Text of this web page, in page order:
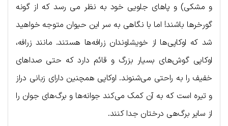
و مشکی) و پاهای جلویی‌ خود به نظر می رسد که از گونه
گورخرها باشند! اما با نگاهی به سر این حیوان متوجه خواهید
شد که اوکاپی‌ها از خویشاوندان زرافه‌ها هستند. مانند زرافه،
اوکاپی گوش‌های بسیار بزرگ و قائم دارد که حتی صداهای
خفیف را به راحتی می‌شنوند. اوکاپی همچنین دارای زبانی دراز
و تیره است که به آن کمک می‌کند جوانه‌ها و برگ‌های جوان را
از سایر برگ‌هی درختان جدا کنند.